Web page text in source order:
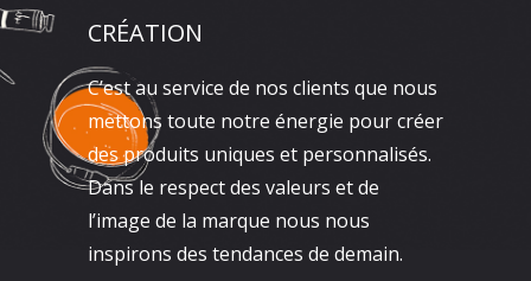
CRÉATION
C’est au service de nos clients que nous
mettons toute notre énergie pour créer
des produits uniques et personnalisés.
Dans le respect des valeurs et de
l’image de la marque nous nous
inspirons des tendances de demain.